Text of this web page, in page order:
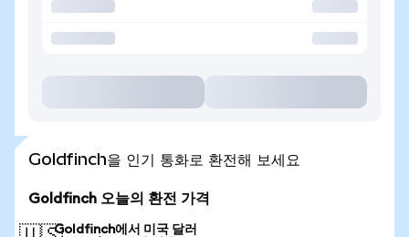
Goldfinch을 인기 통화로 환전해 보세요
Goldfinch 오늘의 환전 가격
Goldfinch에서 미국 달러